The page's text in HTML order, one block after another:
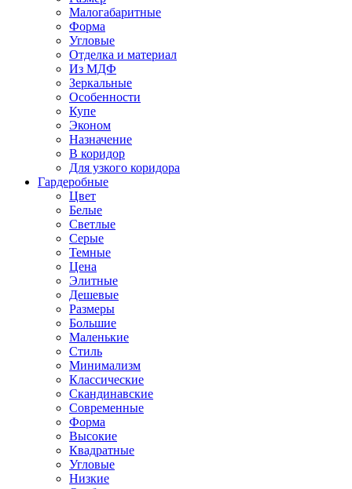
Малогабаритные
Форма
Угловые
Отделка и материал
Из МДФ
Зеркальные
Особенности
Купе
Эконом
Назначение
В коридор
Для узкого коридора
Гардеробные
Цвет
Белые
Светлые
Серые
Темные
Цена
Элитные
Дешевые
Размеры
Большие
Маленькие
Стиль
Минимализм
Классические
Скандинавские
Современные
Форма
Высокие
Квадратные
Угловые
Низкие